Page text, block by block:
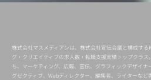
株式会社マスメディアンは、株式会社宣伝会議と構成する
グ・クリエイティブの求人数・転職支援実績トップクラ
ち、マーケティング、広報、宣伝、グラフィックデザイ
グゼクティブ、Webディレクター、編集者、ライターな